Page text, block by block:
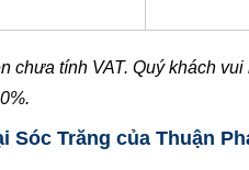
chưa tính VAT. Quý khách
Trăng của Thuận